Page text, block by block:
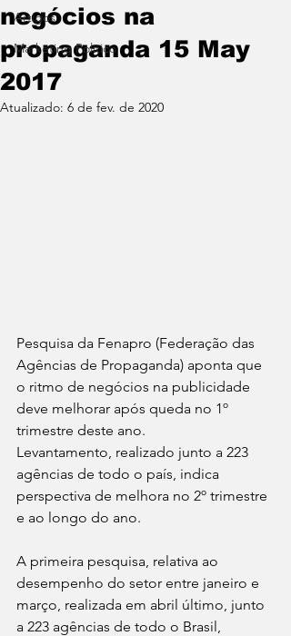
Artigos
Marketing Político
negócios na
propaganda 15 May
2017
Atualizado: 6 de fev. de 2020
Pesquisa da Fenapro (Federação das
Agências de Propaganda) aponta que
o ritmo de negócios na publicidade
deve melhorar após queda no 1º
trimestre deste ano.
Levantamento, realizado junto a 223
agências de todo o país, indica
perspectiva de melhora no 2º trimestre
e ao longo do ano.
A primeira pesquisa, relativa ao
desempenho do setor entre janeiro e
março, realizada em abril último, junto
a 223 agências de todo o Brasil,